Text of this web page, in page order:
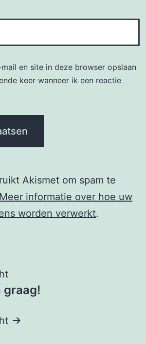
en site in deze browser opslaan
keer wanneer ik een reactie
Akismet om spam te
Meer informatie over hoe uw
worden verwerkt.
graag!